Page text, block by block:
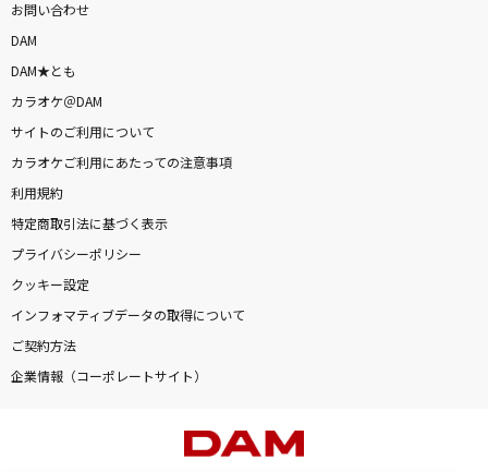
お問い合わせ
DAM
DAM★とも
カラオケ＠DAM
サイトのご利用について
カラオケご利用にあたっての注意事項
利用規約
特定商取引法に基づく表示
プライバシーポリシー
クッキー設定
インフォマティブデータの取得について
ご契約方法
企業情報（コーポレートサイト）